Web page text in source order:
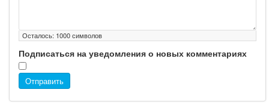
Осталось: 1000символов
Подписаться на уведомления о новых комментариях
Отправить